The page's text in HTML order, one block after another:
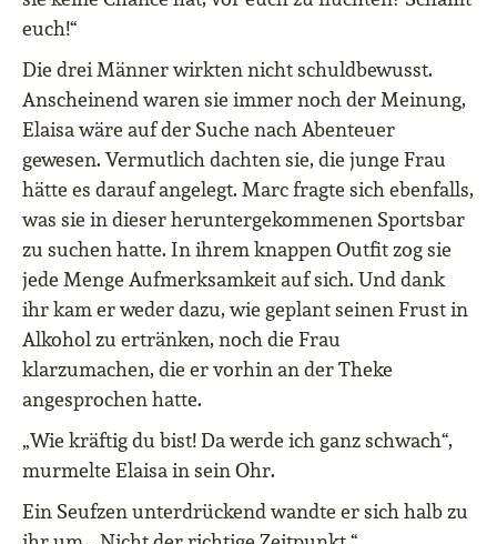
euch!“
Die drei Männer wirkten nicht schuldbewusst.
Anscheinend waren sie immer noch der Meinung,
Elaisa wäre auf der Suche nach Abenteuer
gewesen. Vermutlich dachten sie, die junge Frau
hätte es darauf angelegt. Marc fragte sich ebenfalls,
was sie in dieser heruntergekommenen Sportsbar
zu suchen hatte. In ihrem knappen Outfit zog sie
jede Menge Aufmerksamkeit auf sich. Und dank
ihr kam er weder dazu, wie geplant seinen Frust in
Alkohol zu ertränken, noch die Frau
klarzumachen, die er vorhin an der Theke
angesprochen hatte.
„Wie kräftig du bist! Da werde ich ganz schwach“,
murmelte Elaisa in sein Ohr.
Ein Seufzen unterdrückend wandte er sich halb zu